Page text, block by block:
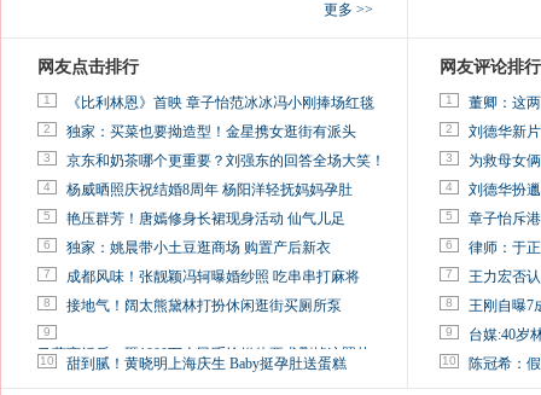
更多 >>
网友点击排行
1 《比利林恩》首映 章子怡范冰冰冯小刚捧场红毯
2 独家：买菜也要拗造型！金星携女逛街有派头
3 京东和奶茶哪个更重要？刘强东的回答全场大笑！
4 杨威晒照庆祝结婚8周年 杨阳洋轻抚妈妈孕肚
5 艳压群芳！唐嫣修身长裙现身活动 仙气儿足
6 独家：姚晨带小土豆逛商场 购置产后新衣
7 成都风味！张靓颖冯轲曝婚纱照 吃串串打麻将
8 接地气！阔太熊黛林打扮休闲逛街买厕所泵
9
马蓉离婚后，砸1000万人民币给媒体要求删掉这照片
10 甜到腻！黄晓明上海庆生 Baby挺孕肚送蛋糕
网友评论排行
1 董卿：这
2 刘德华新
3 为救母女
4 刘德华扮
5 章子怡斥
6 律师：于
7 王力宏否
8 王刚自曝7
9 台媒:40岁
10 陈冠希：